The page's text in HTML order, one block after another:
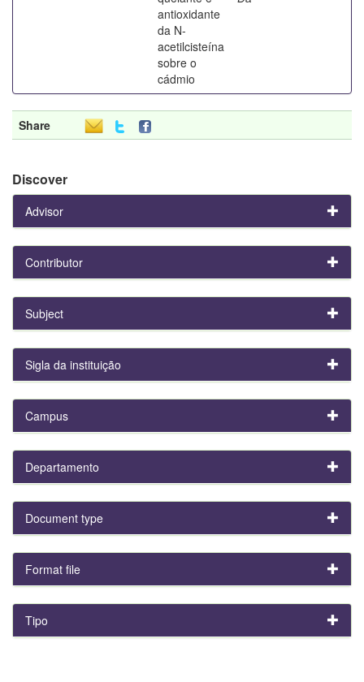
antioxidante
da N-
acetilcisteína
sobre o
cádmio
Share
Discover
Advisor
Contributor
Subject
Sigla da instituição
Campus
Departamento
Document type
Format file
Tipo